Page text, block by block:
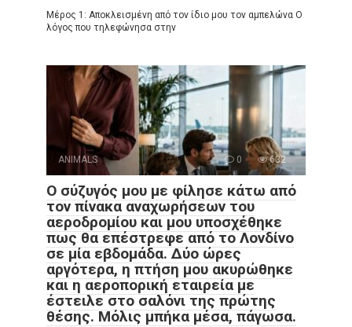
Μέρος 1: Αποκλεισμένη από τον ίδιο μου τον αμπελώνα Ο
λόγος που τηλεφώνησα στην
ANIMALS 0 632
Ο σύζυγός μου με φίλησε κάτω από
τον πίνακα αναχωρήσεων του
αεροδρομίου και μου υποσχέθηκε
πως θα επέστρεφε από το Λονδίνο
σε μία εβδομάδα. Δύο ώρες
αργότερα, η πτήση μου ακυρώθηκε
και η αεροπορική εταιρεία με
έστειλε στο σαλόνι της πρώτης
θέσης. Μόλις μπήκα μέσα, πάγωσα.